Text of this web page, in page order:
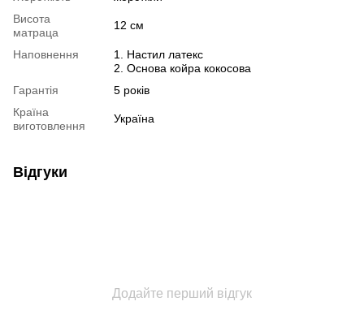
Висота
матраца
12 см
Наповнення
1. Настил латекс
2. Основа койра кокосова
Гарантія
5 років
Країна
виготовлення
Україна
Відгуки
Додайте перший відгук